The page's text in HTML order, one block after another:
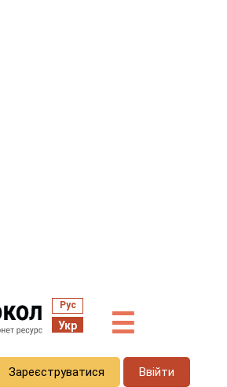
Рус
Укр ☰
Зареєструватися Ввійти